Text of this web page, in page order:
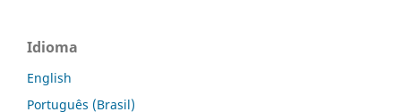
Idioma
English
Português (Brasil)